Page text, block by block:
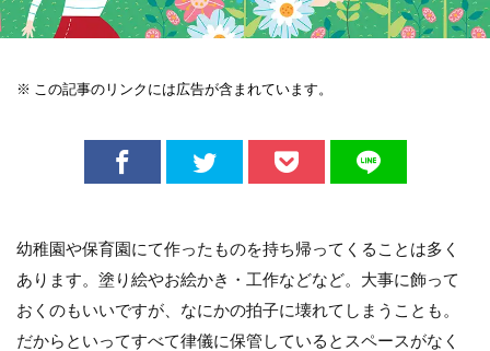
※ この記事のリンクには広告が含まれています。
幼稚園や保育園にて作ったものを持ち帰ってくることは多く
あります。塗り絵やお絵かき・工作などなど。大事に飾って
おくのもいいですが、なにかの拍子に壊れてしまうことも。
だからといってすべて律儀に保管しているとスペースがなく